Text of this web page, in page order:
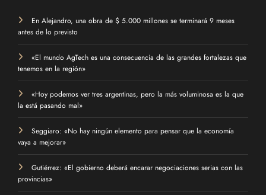
En Alejandro, una obra de $ 5.000 millones se terminará 9 meses
antes de lo previsto
«El mundo AgTech es una consecuencia de las grandes fortalezas que
tenemos en la región»
«Hoy podemos ver tres argentinas, pero la más voluminosa es la que
la está pasando mal»
Seggiaro: «No hay ningún elemento para pensar que la economía
vaya a mejorar»
Gutiérrez: «El gobierno deberá encarar negociaciones serias con las
provincias»